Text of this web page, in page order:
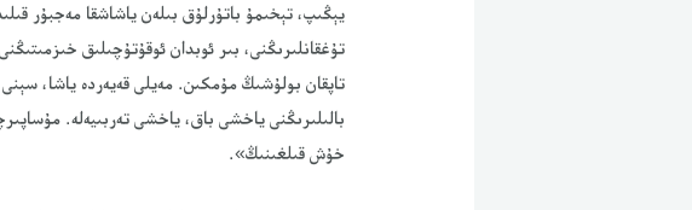
يېڭىپ، تېخىمۇ باتۇرلۇق بىلەن ياشاشقا مەجبۇر
تۇغقانلىرىڭنى، بىر ئوبدان ئوقۇتۇچىلىق
تاپقان بولۇشىڭ مۇمكىن. مەيلى قەيەردە ياشا، سېنى
بالىلىرىڭنى ياخشى باق، ياخشى تەربىيەلە.
خۇش قىلغىنىڭ».